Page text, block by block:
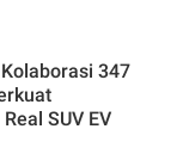
347
SUV EV